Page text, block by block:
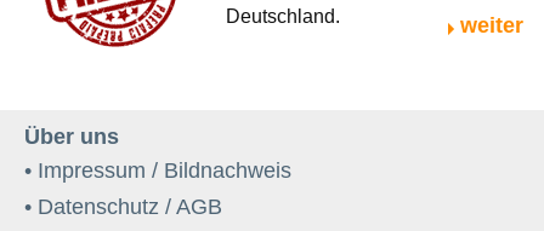
Deutschland.
weiter
Über uns
• Impressum / Bildnachweis
• Datenschutz / AGB